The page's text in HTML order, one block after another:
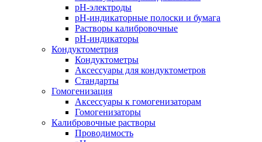
pH-электроды
pH-индикаторные полоски и бумага
Растворы калибровочные
pH-индикаторы
Кондуктометрия
Кондуктометры
Аксессуары для кондуктометров
Стандарты
Гомогенизация
Аксессуары к гомогенизаторам
Гомогенизаторы
Калибровочные растворы
Проводимость